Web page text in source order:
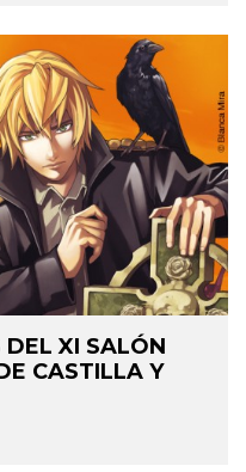
DEL XI SALÓN
CASTILLA Y